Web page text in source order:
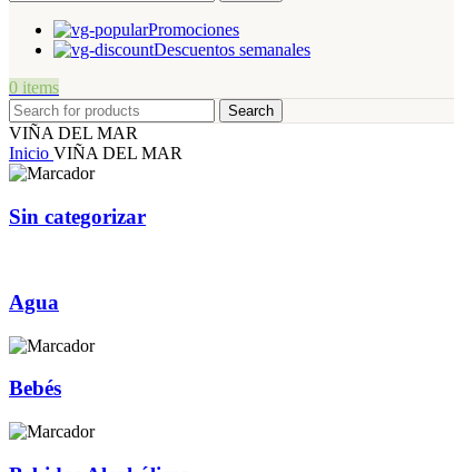
Promociones
Descuentos semanales
0 items
Search
VIÑA DEL MAR
Inicio VIÑA DEL MAR
Sin categorizar
Agua
Bebés